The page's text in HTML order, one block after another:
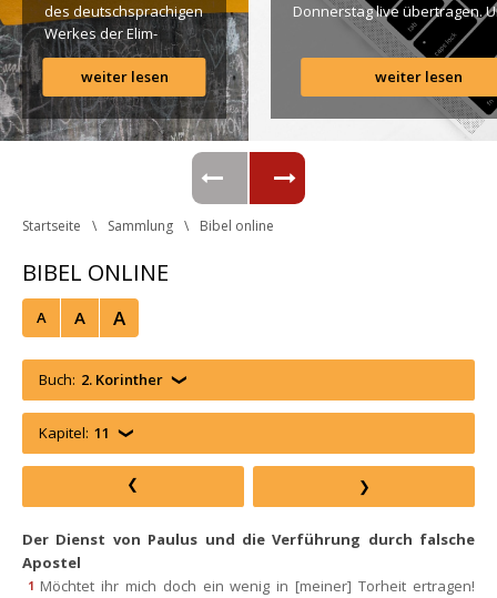
des deutschsprachigen
Werkes der Elim-
Gemeinde ist es für
uns ein großes
Anliegen […]
weiter lesen
Donnerstag live übertragen.
findet Ihr dazu alle Links.
Segen! Live-Übertragung
Gottesdienst: http://
Instagram: http://elim.wien
Facebook:
https://www.facebook.com/
Photo by iabzd on Unsplash
weiter lesen
Startseite Sammlung Bibel online
BIBEL ONLINE
A A A
Buch: 2. Korinther
Kapitel: 11
Der Dienst von Paulus und die Verführung durch falsche
Apostel
1 Möchtet ihr mich doch ein wenig in [meiner] Torheit ertragen!